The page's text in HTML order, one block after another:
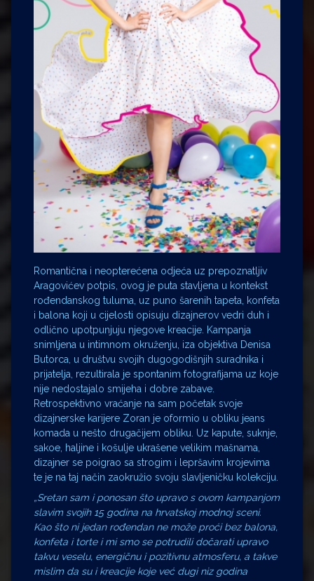
Romantična i neopterećena odjeća uz prepoznatljiv
Aragovićev potpis, ovog je puta stavljena u kontekst
rođendanskog tuluma, uz puno šarenih tapeta, konfeta
i balona koji u cijelosti opisuju dizajnerov vedri duh i
odlično upotpunjuju njegove kreacije. Kampanja
snimljena u intimnom okruženju, iza objektiva Denisa
Butorca, u društvu svojih dugogodišnjih suradnika i
prijatelja, rezultirala je spontanim fotografijama uz koje
nije nedostajalo smijeha i dobre zabave.
Retrospektivno vraćanje na sam početak svoje
dizajnerske karijere Zoran je oformio u obliku jeans
komada u nešto drugačijem obliku. Uz kapute, suknje,
sakoe, haljine i košulje ukrašene velikim mašnama,
dizajner se poigrao sa strogim i lepršavim krojevima
te je na taj način zaokružio svoju slavljeničku kolekciju.
„Sretan sam i ponosan što upravo s ovom kampanjom
slavim svojih 15 godina na hrvatskoj modnoj sceni.
Kao što ni jedan rođendan ne može proći bez balona,
konfeta i torte i mi smo se potrudili dočarati upravo
takvu veselu, energičnu i pozitivnu atmosferu, a takve
mislim da su i kreacije koje već dugi niz godina